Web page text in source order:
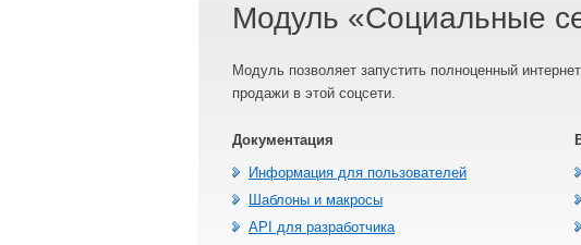
Модуль «Социальные
Модуль позволяет запустить полноценный
продажи в этой соцсети.
Документация
Информация для пользователей
Шаблоны и макросы
API для разработчика